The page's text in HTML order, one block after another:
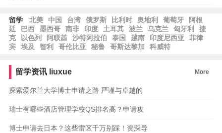
留学 北美 中国 台湾 俄罗斯 比利时 奥地利 葡萄牙
阿根
廷
巴西 墨西哥 南非 印度 土耳其 波兰 乌克兰 匈牙利
捷
克
以色列 阿联酋 沙特阿拉伯 泰国 越南 印度尼西亚
菲律
宾
埃及 智利 哥伦比亚 秘鲁 哥斯达黎加 科威特
留学资讯 liuxue More
探索爱尔兰大学博士申请之路 严谨与卓越的
瑞士有哪些酒店管理学校QS排名高？申请攻
博士申请去日本？这些雷区千万别踩！资深导